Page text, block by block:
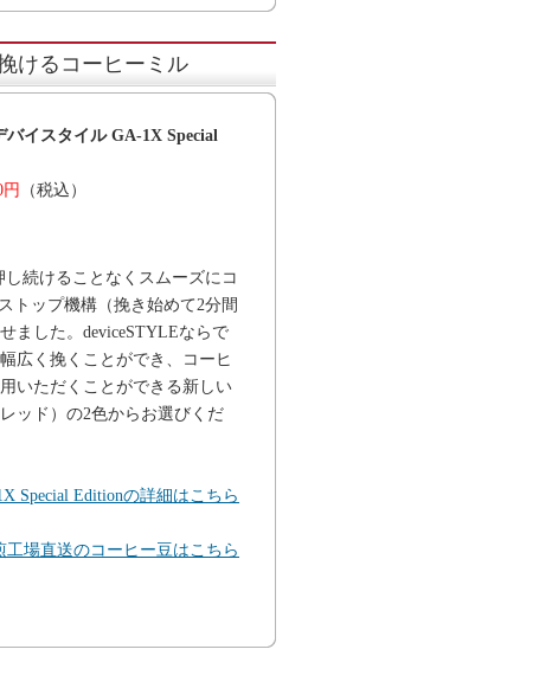
けるコーヒーミル
イスタイル GA-1X Special
（税込）
続けることなくスムーズにコ
トップ機構（挽き始めて2分間
ました。deviceSTYLEならで
広く挽くことができ、コーヒ
いただくことができる新しい
ッド）の2色からお選びくだ
Special Editionの詳細はこちら
場直送のコーヒー豆はこちら